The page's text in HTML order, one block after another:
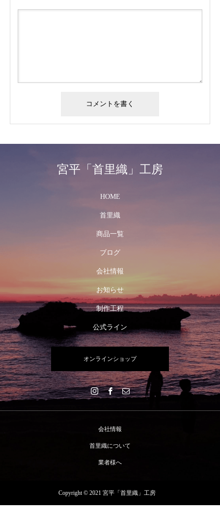
宮平「首里織」工房
HOME
首里織
商品一覧
ブログ
会社情報
お知らせ
制作工程
公式ライン
オンラインショップ
会社情報
首里織について
業者様へ
Copyright © 2021 宮平「首里織」工房